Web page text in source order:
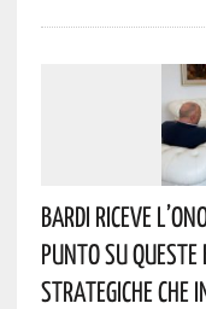
Bardi Riceve
Punto Su
Strategiche